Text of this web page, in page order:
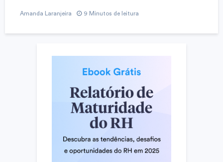
Amanda Laranjeira 9 Minutos de leitura